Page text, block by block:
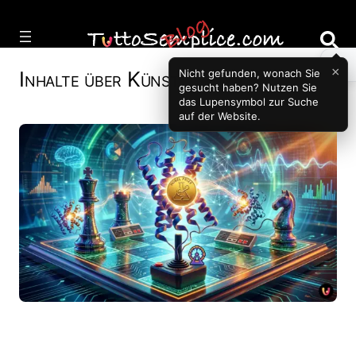
contenuto
Inhalte über Künstliche Intelligenz
Nicht gefunden, wonach Sie
gesucht haben? Nutzen Sie
das Lupensymbol zur Suche
auf der Website.
×